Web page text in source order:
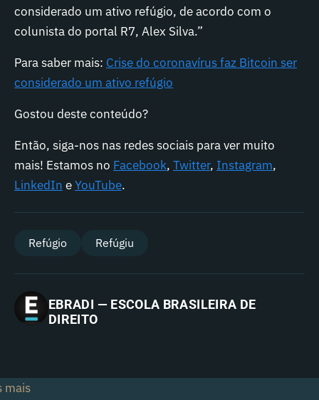
considerado um ativo refúgio, de acordo com o
colunista do portal R7, Alex Silva.”
Para saber mais: Crise do coronavírus faz Bitcoin ser
considerado um ativo refúgio
Gostou deste conteúdo?
Então, siga-nos nas redes sociais para ver muito
mais! Estamos no Facebook, Twitter, Instagram,
LinkedIn eYouTube.
Refúgio Refúgiu
EBRADI — ESCOLA BRASILEIRA DE
DIREITO
mais